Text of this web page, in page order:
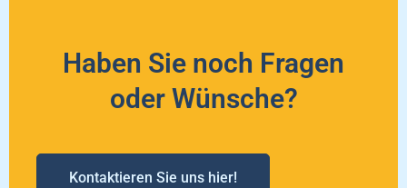
Haben Sie noch Fragen
oder Wünsche?
Kontaktieren Sie uns hier!